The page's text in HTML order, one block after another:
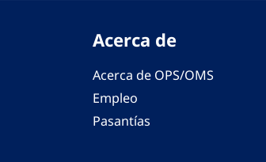
Acerca de
Acerca de OPS/OMS
Empleo
Pasantías